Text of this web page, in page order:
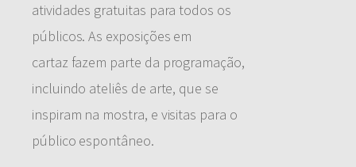
atividades gratuitas para todos os
públicos. As exposições em
cartaz fazem parte da programação,
incluindo ateliês de arte, que se
inspiram na mostra, e visitas para o
público espontâneo.